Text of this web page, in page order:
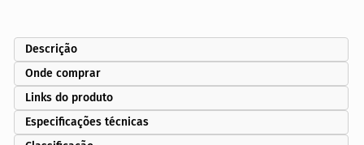
Descrição
Onde comprar
Links do produto
Especificações técnicas